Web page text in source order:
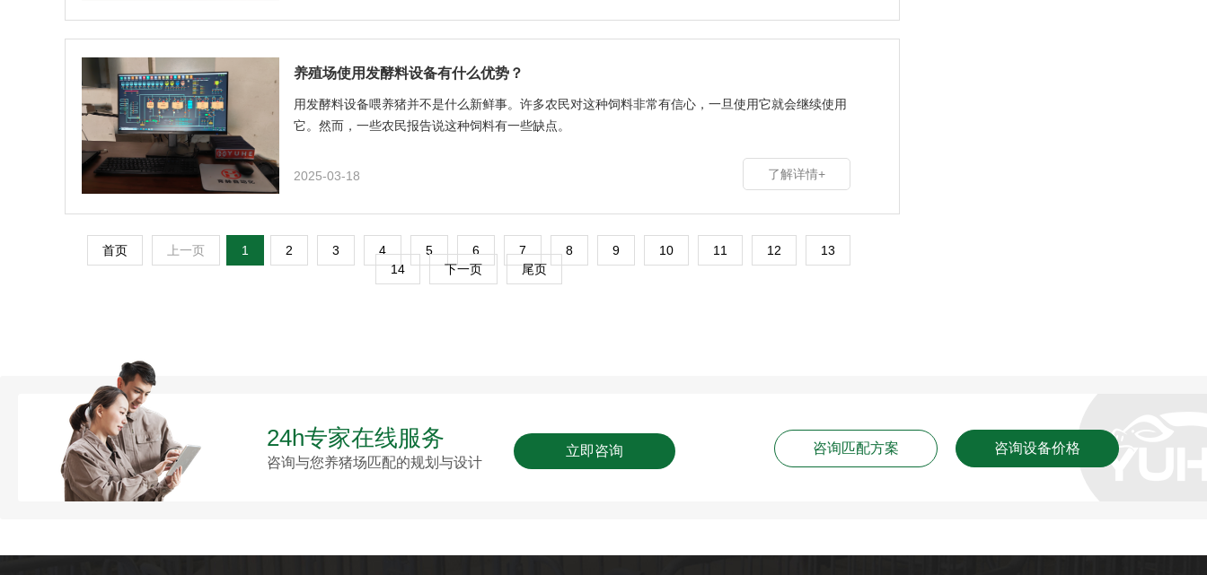
养殖场使用发酵料设备有什么优势？
用发酵料设备喂养猪并不是什么新鲜事。许多农民对这种饲料非常有信心，一旦使用它就会继续使用
它。然而，一些农民报告说这种饲料有一些缺点。
2025-03-18 了解详情+
首页 上一页 1 2 3 4 5 6 7 8 9 10 11 12
13
14
下一页 尾页
24h专家在线服务
咨询与您养猪场匹配的规划与设计
立即咨询 咨询匹配方案 咨询设备价格